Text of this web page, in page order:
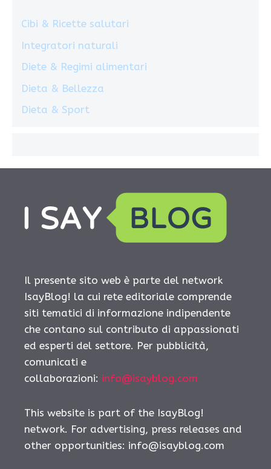
Cibi & Ricette salutari
Integratori naturali
Diete & Regimi alimentari
Dieta & Bellezza
Dieta & Sport
Il presente sito web è parte del network
IsayBlog! la cui rete editoriale comprende
siti tematici di informazione indipendente
che contano sul contributo di appassionati
ed esperti del settore. Per pubblicità,
comunicati e
collaborazioni: info@isayblog.com
This website is part of the IsayBlog!
network. For advertising, press releases and
other opportunities: info@isayblog.com